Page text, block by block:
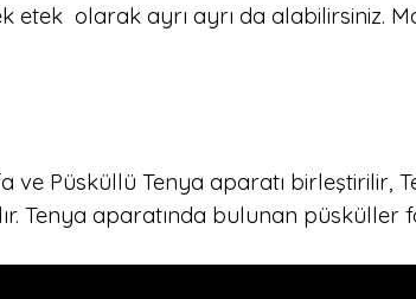
etek olarak ayrı ayrı da alabilirsiniz.
ve Püsküllü Tenya aparatı birleştirilir,
Tenya aparatında bulunan püsküller